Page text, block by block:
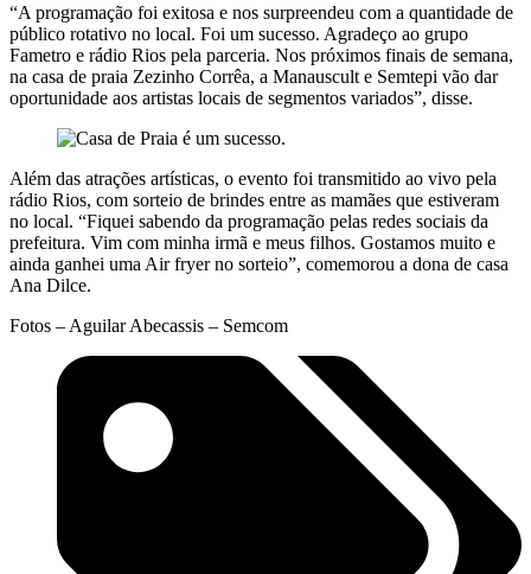
“A programação foi exitosa e nos surpreendeu com a quantidade de
público rotativo no local. Foi um sucesso. Agradeço ao grupo
Fametro e rádio Rios pela parceria. Nos próximos finais de semana,
na casa de praia Zezinho Corrêa, a Manauscult e Semtepi vão dar
oportunidade aos artistas locais de segmentos variados”, disse.
Além das atrações artísticas, o evento foi transmitido ao vivo pela
rádio Rios, com sorteio de brindes entre as mamães que estiveram
no local. “Fiquei sabendo da programação pelas redes sociais da
prefeitura. Vim com minha irmã e meus filhos. Gostamos muito e
ainda ganhei uma Air fryer no sorteio”, comemorou a dona de casa
Ana Dilce.
Fotos – Aguilar Abecassis – Semcom